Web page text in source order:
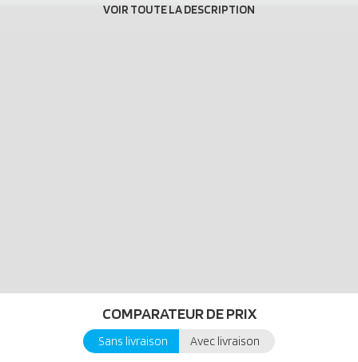
COMPARATEUR DE PRIX
Sans livraison Avec livraison